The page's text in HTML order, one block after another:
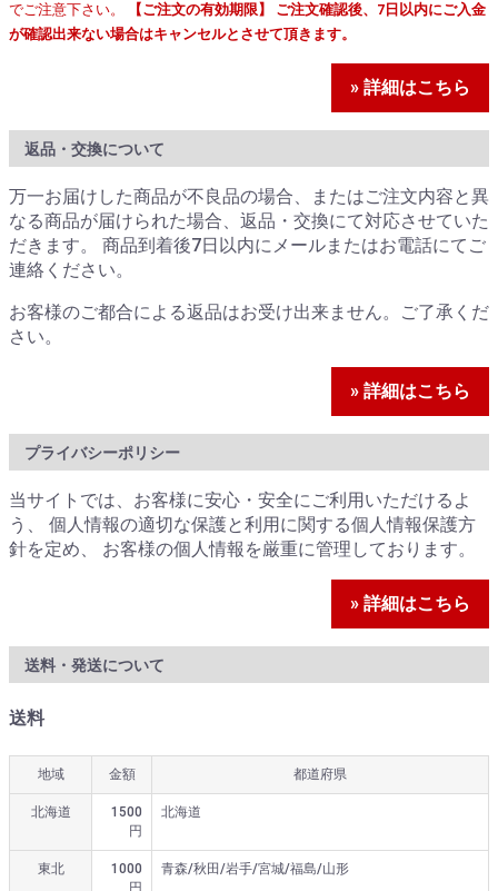
でご注意下さい。
【ご注文の有効期限】 ご注文確認後、7日以内にご入金
が確認出来ない場合はキャンセルとさせて頂きます。
» 詳細はこちら
返品・交換について
万一お届けした商品が不良品の場合、またはご注文内容と異
なる商品が届けられた場合、返品・交換にて対応させていた
だきます。 商品到着後7日以内にメールまたはお電話にてご
連絡ください。
お客様のご都合による返品はお受け出来ません。ご了承くだ
さい。
» 詳細はこちら
プライバシーポリシー
当サイトでは、お客様に安心・安全にご利用いただけるよ
う、 個人情報の適切な保護と利用に関する個人情報保護方
針を定め、 お客様の個人情報を厳重に管理しております。
» 詳細はこちら
送料・発送について
送料
地域 金額 都道府県
北海道
1500
円
北海道
東北
1000
円
青森/秋田/岩手/宮城/福島/山形